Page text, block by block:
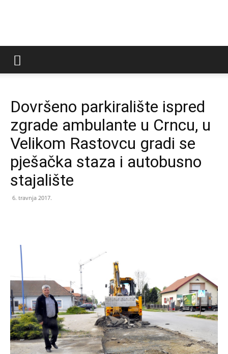
LAG
Dovršeno parkiralište ispred
zgrade ambulante u Crncu, u
Velikom Rastovcu gradi se
pješačka staza i autobusno
stajalište
6. travnja 2017.